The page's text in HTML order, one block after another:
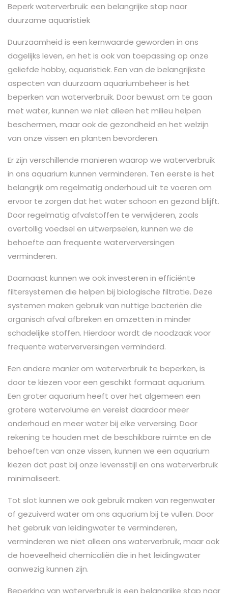
Beperk waterverbruik: een belangrijke stap naar
duurzame aquaristiek
Duurzaamheid is een kernwaarde geworden in ons
dagelijks leven, en het is ook van toepassing op onze
geliefde hobby, aquaristiek. Een van de belangrijkste
aspecten van duurzaam aquariumbeheer is het
beperken van waterverbruik. Door bewust om te gaan
met water, kunnen we niet alleen het milieu helpen
beschermen, maar ook de gezondheid en het welzijn
van onze vissen en planten bevorderen.
Er zijn verschillende manieren waarop we waterverbruik
in ons aquarium kunnen verminderen. Ten eerste is het
belangrijk om regelmatig onderhoud uit te voeren om
ervoor te zorgen dat het water schoon en gezond blijft.
Door regelmatig afvalstoffen te verwijderen, zoals
overtollig voedsel en uitwerpselen, kunnen we de
behoefte aan frequente waterverversingen
verminderen.
Daarnaast kunnen we ook investeren in efficiënte
filtersystemen die helpen bij biologische filtratie. Deze
systemen maken gebruik van nuttige bacteriën die
organisch afval afbreken en omzetten in minder
schadelijke stoffen. Hierdoor wordt de noodzaak voor
frequente waterverversingen verminderd.
Een andere manier om waterverbruik te beperken, is
door te kiezen voor een geschikt formaat aquarium.
Een groter aquarium heeft over het algemeen een
grotere watervolume en vereist daardoor meer
onderhoud en meer water bij elke verversing. Door
rekening te houden met de beschikbare ruimte en de
behoeften van onze vissen, kunnen we een aquarium
kiezen dat past bij onze levensstijl en ons waterverbruik
minimaliseert.
Tot slot kunnen we ook gebruik maken van regenwater
of gezuiverd water om ons aquarium bij te vullen. Door
het gebruik van leidingwater te verminderen,
verminderen we niet alleen ons waterverbruik, maar ook
de hoeveelheid chemicaliën die in het leidingwater
aanwezig kunnen zijn.
Beperking van waterverbruik is een belangrijke stap naar